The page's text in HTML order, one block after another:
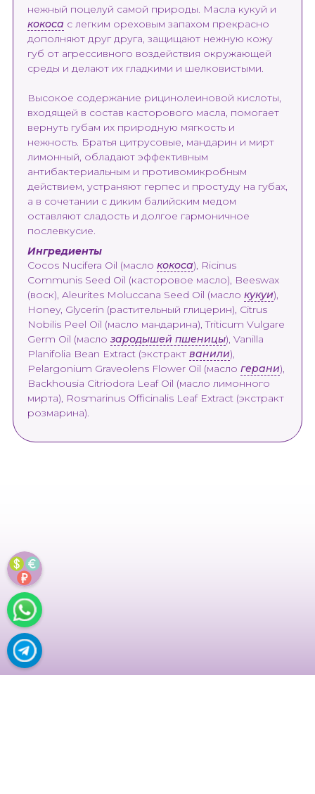
нежный поцелуй самой природы. Масла кукуй и
кокоса с легким ореховым запахом прекрасно
дополняют друг друга, защищают нежную кожу
губ от агрессивного воздействия окружающей
среды и делают их гладкими и шелковистыми.
Высокое содержание рицинолеиновой кислоты,
входящей в состав касторового масла, помогает
вернуть губам их природную мягкость и
нежность. Братья цитрусовые, мандарин и мирт
лимонный, обладают эффективным
антибактериальным и противомикробным
действием, устраняют герпес и простуду на губах,
а в сочетании с диким балийским медом
оставляют сладость и долгое гармоничное
послевкусие.
Ингредиенты
Cocos Nucifera Oil (масло кокоса), Ricinus
Communis Seed Oil (касторовое масло), Beeswax
(воск), Aleurites Moluccana Seed Oil (масло кукуи),
Honey, Glycerin (растительный глицерин), Citrus
Nobilis Peel Oil (масло мандарина), Triticum Vulgare
Germ Oil (масло зародышей пшеницы), Vanilla
Planifolia Bean Extract (экстракт ванили),
Pelargonium Graveolens Flower Oil (масло герани),
Backhousia Citriodora Leaf Oil (масло лимонного
мирта), Rosmarinus Officinalis Leaf Extract (экстракт
розмарина).